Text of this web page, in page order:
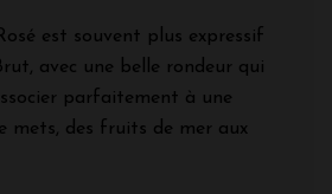
est souvent plus expressif
avec une belle rondeur qui
parfaitement à une
mets, des fruits de mer aux